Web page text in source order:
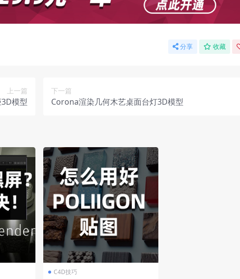
分享 收藏
上一篇
模型
下一篇
Corona渲染几何木艺桌面台灯3D模型
C4D技巧